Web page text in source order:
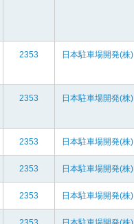
2353 日本駐車場開発(株)
2353 日本駐車場開発(株)
2353 日本駐車場開発(株)
2353 日本駐車場開発(株)
2353 日本駐車場開発(株)